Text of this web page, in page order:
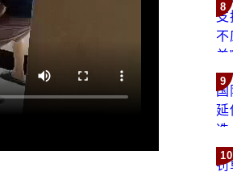
8
9
10